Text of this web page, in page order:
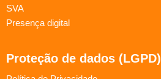
SVA
Presença digital
Proteção de dados (LGPD)